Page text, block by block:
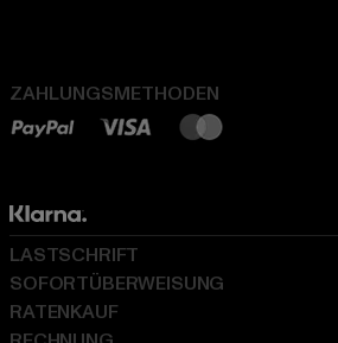
ZAHLUNGSMETHODEN
LASTSCHRIFT
SOFORTÜBERWEISUNG
RATENKAUF